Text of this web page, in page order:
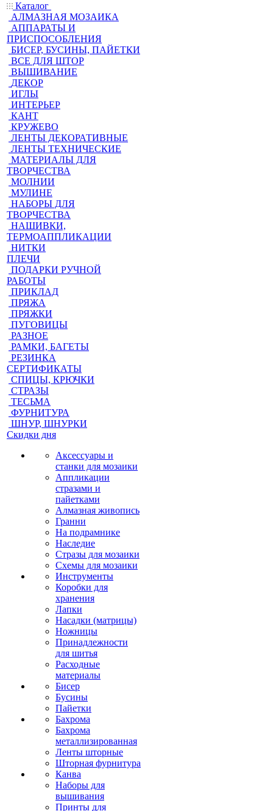
Каталог
АЛМАЗНАЯ МОЗАИКА
АППАРАТЫ И
ПРИСПОСОБЛЕНИЯ
БИСЕР, БУСИНЫ, ПАЙЕТКИ
ВСЕ ДЛЯ ШТОР
ВЫШИВАНИЕ
ДЕКОР
ИГЛЫ
ИНТЕРЬЕР
КАНТ
КРУЖЕВО
ЛЕНТЫ ДЕКОРАТИВНЫЕ
ЛЕНТЫ ТЕХНИЧЕСКИЕ
МАТЕРИАЛЫ ДЛЯ
ТВОРЧЕСТВА
МОЛНИИ
МУЛИНЕ
НАБОРЫ ДЛЯ
ТВОРЧЕСТВА
НАШИВКИ,
ТЕРМОАППЛИКАЦИИ
НИТКИ
ПЛЕЧИ
ПОДАРКИ РУЧНОЙ
РАБОТЫ
ПРИКЛАД
ПРЯЖА
ПРЯЖКИ
ПУГОВИЦЫ
РАЗНОЕ
РАМКИ, БАГЕТЫ
РЕЗИНКА
СЕРТИФИКАТЫ
СПИЦЫ, КРЮЧКИ
СТРАЗЫ
ТЕСЬМА
ФУРНИТУРА
ШНУР, ШНУРКИ
Скидки дня
Аксессуары и
станки для мозаики
Аппликации
стразами и
пайетками
Алмазная живопись
Гранни
На подрамнике
Наследие
Стразы для мозаики
Схемы для мозаики
Инструменты
Коробки для
хранения
Лапки
Насадки (матрицы)
Ножницы
Принадлежности
для шитья
Расходные
материалы
Бисер
Бусины
Пайетки
Бахрома
Бахрома
металлизированная
Ленты шторные
Шторная фурнитура
Канва
Наборы для
вышивания
Принты для